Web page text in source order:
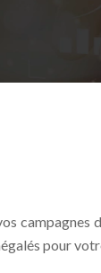
campagnes
pour